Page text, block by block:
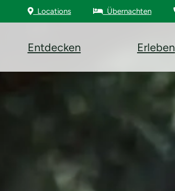
Locations Übernachten
Entdecken Erleben